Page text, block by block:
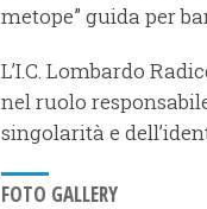
metope” guida per
L’I.C. Lombardo
nel ruolo
singolarità e
FOTO GALLERY